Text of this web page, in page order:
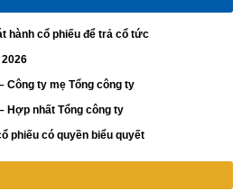
hành cổ phiếu để trả cổ tức
Công ty mẹ Tổng công ty
Hợp nhất Tổng công ty
phiếu có quyền biểu quyết